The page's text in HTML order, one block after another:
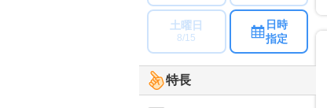
土曜日
8/15
日時
指定
特長